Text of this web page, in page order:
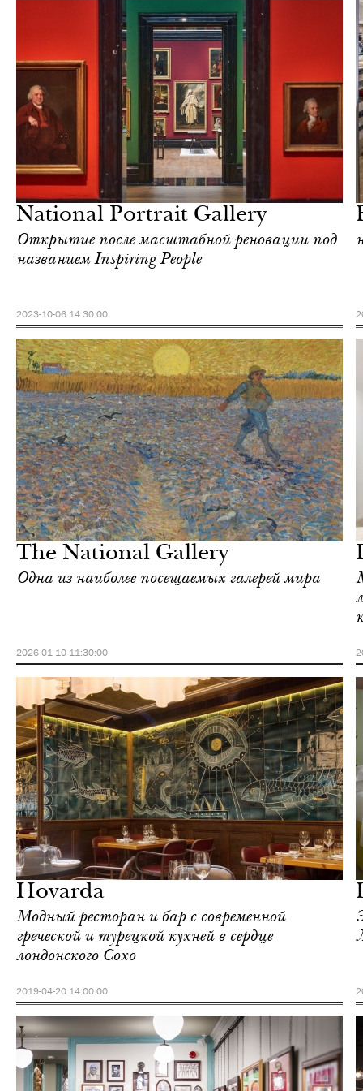
National Portrait Gallery
Открытие после масштабной реновации под
названием Inspiring People
2023-10-06 14:30:00
The National Gallery
Одна из наиболее посещаемых галерей мира
2026-01-10 11:30:00
Hovarda
Модный ресторан и бар с современной
греческой и турецкой кухней в сердце
лондонского Сохо
2019-04-20 14:00:00